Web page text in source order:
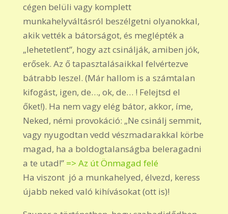
cégen belüli vagy komplett
munkahelyváltásról beszélgetni olyanokkal,
akik vették a bátorságot, és meglépték a
„lehetetlent”, hogy azt csinálják, amiben jók,
erősek. Az ő tapasztalásaikkal felvértezve
bátrabb leszel. (Már hallom is a számtalan
kifogást, igen, de…, ok, de… ! Felejtsd el
őket!). Ha nem vagy elég bátor, akkor, íme,
Neked, némi provokáció: „Ne csinálj semmit,
vagy nyugodtan vedd vészmadarakkal körbe
magad, ha a boldogtalanságba beleragadni
a te utad!”=> Az út Önmagad felé
Ha viszont jó a munkahelyed, élvezd, keress
újabb neked való kihívásokat (ott is)!